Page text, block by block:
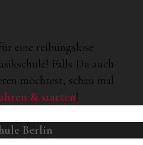
eine reibungslose
Falls Du auch
möchtest, schau mal
& starten!
Berlin